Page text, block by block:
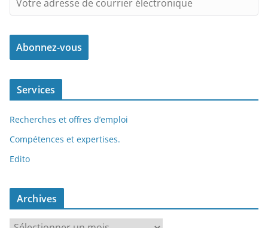
Services
Recherches et offres d’emploi
Compétences et expertises.
Edito
Archives